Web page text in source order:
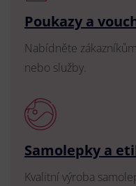
Poukazy a
Nabídněte
nebo služby.
Samolepky a
Kvalitní výroba